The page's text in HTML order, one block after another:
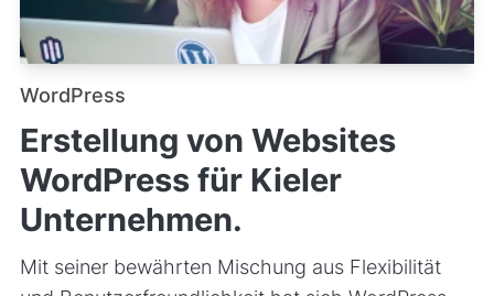
WordPress
Erstellung von Websites
WordPress für Kieler
Unternehmen.
Mit seiner bewährten Mischung aus Flexibilität